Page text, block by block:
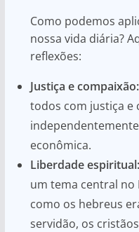
Como podemos
nossa vida diária?
reflexões:
Justiça e compaixão:
todos com justiça e
econômica.
Liberdade espiritual:
um tema central no
como os hebreus
servidão, os